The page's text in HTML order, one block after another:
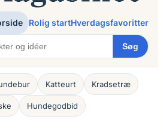
Rolig startHverdagsfavoritter
Søg
Katteurt Kradsetræ
Hundegodbid